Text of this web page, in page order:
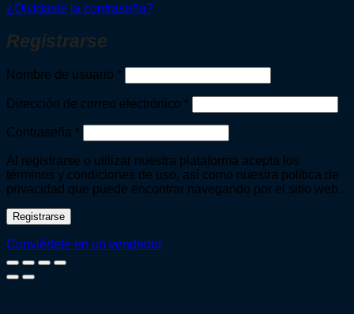
¿Olvidaste la contraseña?
Registrarse
Nombre de usuario *Obligatorio
Dirección de correo electrónico *Obligatorio
Contraseña *Obligatorio
Al registrarse o utilizar nuestra plataforma acepta los
términos y condiciones de uso, así como nuestra política de
privacidad que puede encontrar navegando por el sitio web.
Registrarse
Conviértete en un vendedor